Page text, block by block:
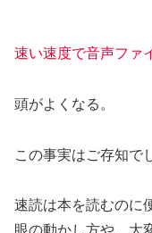
速い速度で音声ファ
頭がよくなる。
この事実はご存知で
速読は本を読むのに